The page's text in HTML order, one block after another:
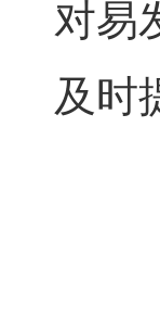
对易
及时